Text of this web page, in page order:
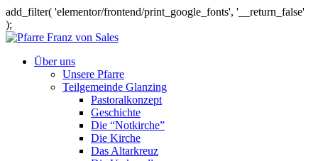
add_filter( 'elementor/frontend/print_google_fonts', '__return_false'
);
Über uns
Unsere Pfarre
Teilgemeinde Glanzing
Pastoralkonzept
Geschichte
Die “Notkirche”
Die Kirche
Das Altarkreuz